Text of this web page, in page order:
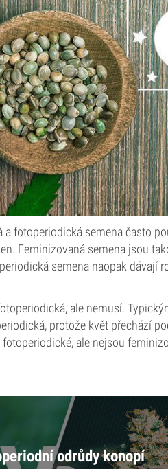
fotoperiodická semena často
Feminizovaná semena jsou
semena naopak dávají
ale nemusí.
protože květ přechází
ale nejsou
odrůdy konopí